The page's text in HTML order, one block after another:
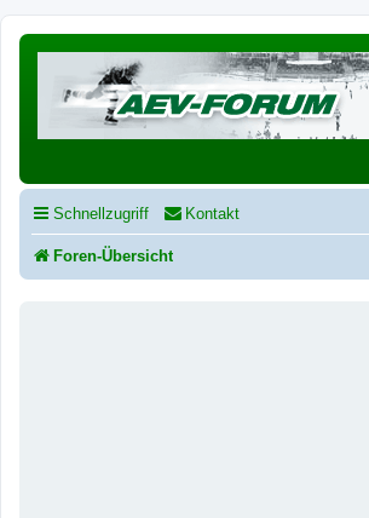
Schnellzugriff Kontakt
Foren-Übersicht